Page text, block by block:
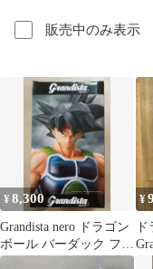
販売中のみ表示
¥8,300
Grandista nero ドラゴン
ボール バーダック フィ
ギュア
¥